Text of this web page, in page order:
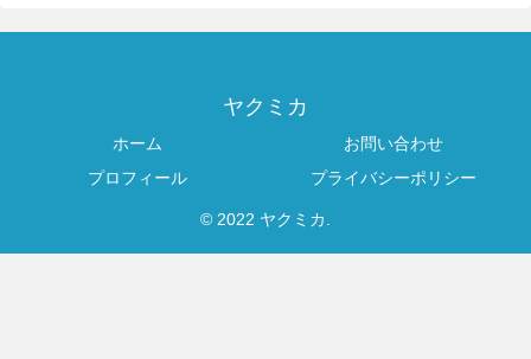
ヤクミカ
ホーム
お問い合わせ
プロフィール
プライバシーポリシー
© 2022 ヤクミカ.